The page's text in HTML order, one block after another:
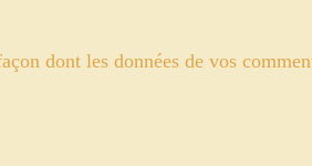
dont les données de vos